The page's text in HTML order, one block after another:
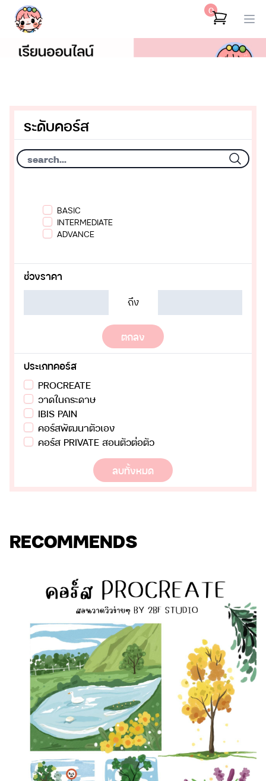
0
RECOMMENDS
ระดับคอร์ส
BASIC
INTERMEDIATE
ADVANCE
ช่วงราคา
ถึง
ตกลง
ประเภทคอร์ส
PROCREATE
วาดในกระดาษ
IBIS PAIN
คอร์สพัฒนาตัวเอง
คอร์ส PRIVATE สอนตัวต่อตัว
ลบทั้งหมด